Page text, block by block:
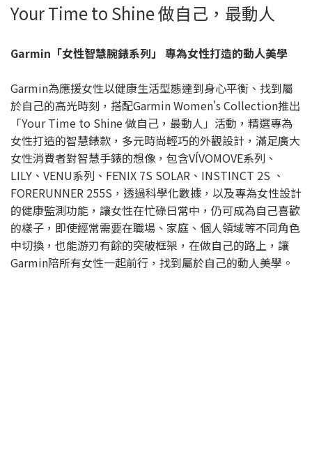
Your Time to Shine 做自己，最動人
Garmin「女性智慧腕錶系列」 專為女性打造的動人美學
Garmin為應援女性以健康生活型態達到身心平衡、找到屬
於自己的高光時刻，搭配Garmin Women's Collection推出
「Your Time to Shine 做自己，最動人」活動，精選專為
女性打造的智慧錶款，多元時尚輕巧的外觀設計，滿足廣大
女性消費者對智慧手錶的想像，包含VÍVOMOVE系列、
LILY、VENU系列、FĒNIX 7S SOLAR、INSTINCT 2S 、
FORERUNNER 255S，透過科學化數據，以及專為女性設計
的健康監測功能，讓女性在忙碌日常中，仍可成為自己喜歡
的樣子，即使經常需要在職場、家庭、個人領域等不同角色
中切換，也能游刃有餘的突破框架，在做自己的路上，讓
Garmin陪所有女性一起前行，找到屬於自己的動人美學。